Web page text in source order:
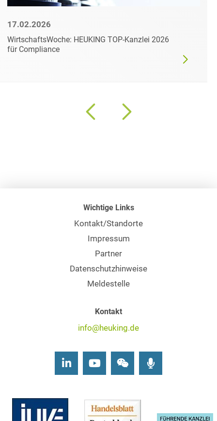
17.02.2026
WirtschaftsWoche: HEUKING TOP-Kanzlei 2026
für Compliance
Wichtige Links
Kontakt/Standorte
Impressum
Partner
Datenschutzhinweise
Meldestelle
Kontakt
info@heuking.de
LinkedInYoutubeWechat